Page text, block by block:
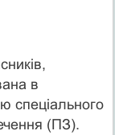
в
спеціального
(ПЗ).